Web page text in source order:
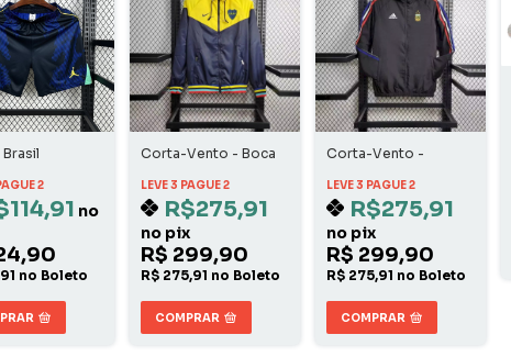
2
no
no Boleto
Corta-Vento - Boca
LEVE 3 PAGUE 2
R$275,91
no pix
R$ 299,90
R$ 275,91 no Boleto
COMPRAR
Corta-Vento -
LEVE 3 PAGUE 2
R$275,91
no pix
R$ 299,90
R$ 275,91 no Boleto
COMPRAR